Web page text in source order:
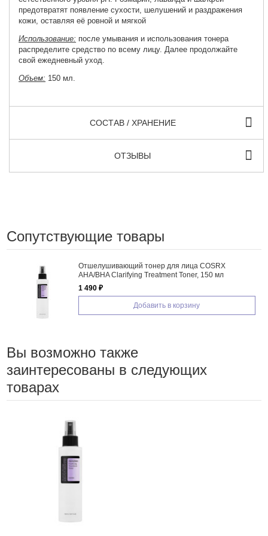
предотвратят появление сухости, шелушений и раздражения
кожи, оставляя её ровной и мягкой
Использование: после умывания и использования тонера
распределите средство по всему лицу. Далее продолжайте
свой ежедневный уход.
Объем: 150 мл.
СОСТАВ / ХРАНЕНИЕ
ОТЗЫВЫ
Сопутствующие товары
Отшелушивающий тонер для лица COSRX
AHA/BHA Clarifying Treatment Toner, 150 мл
1 490 ₽
Добавить в корзину
Вы возможно также
заинтересованы в следующих
товарах